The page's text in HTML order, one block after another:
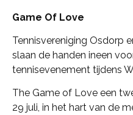
Game Of Love
Tennisvereniging Osdorp
slaan de handen ineen
tennisevenement tijdens
The Game of Love een
29 juli, in het hart van de